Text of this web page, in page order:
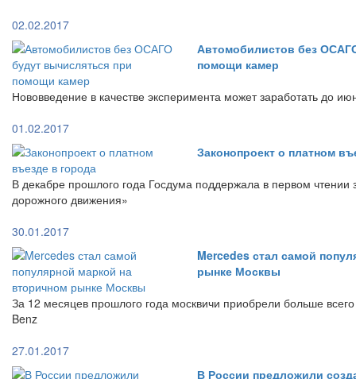
02.02.2017
Автомобилистов без
помощи камер
Нововведение в качестве эксперимента может заработать до
01.02.2017
Законопроект о платном
В декабре прошлого года Госдума поддержала в первом чтении
дорожного движения»
30.01.2017
Mercedes стал самой
рынке Москвы
За 12 месяцев прошлого года москвичи приобрели больше
Benz
27.01.2017
В России предложили